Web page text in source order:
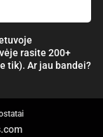
rasite 200+
tik). Ar jau bandei?